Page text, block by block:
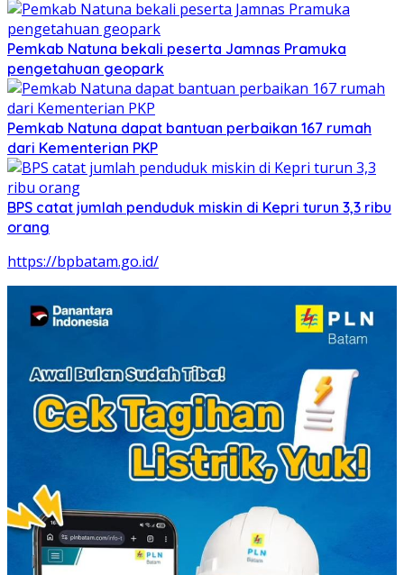
Pemkab Natuna bekali peserta Jamnas Pramuka
pengetahuan geopark
Pemkab Natuna dapat bantuan perbaikan 167 rumah
dari Kementerian PKP
BPS catat jumlah penduduk miskin di Kepri turun 3,3 ribu
orang
https://bpbatam.go.id/